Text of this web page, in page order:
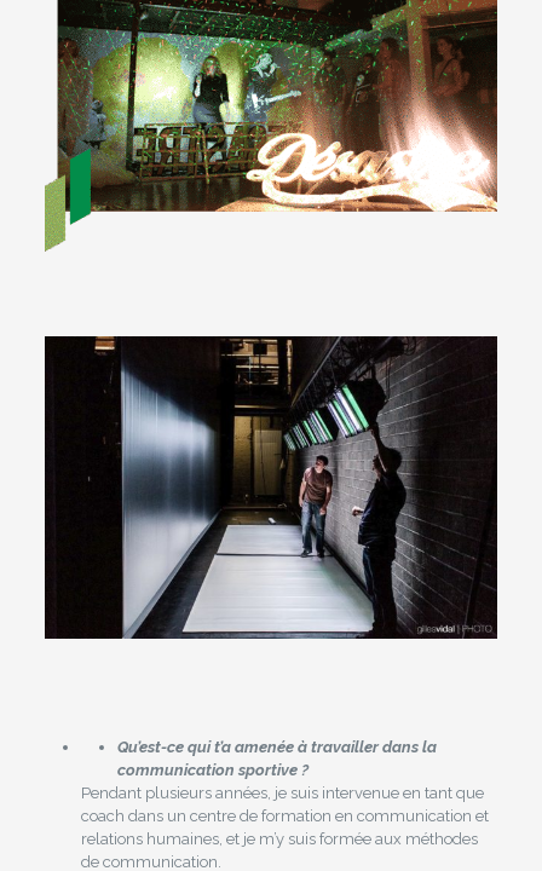
Qu’est-ce qui t’a amenée à travailler dans la
communication sportive ?
Pendant plusieurs années, je suis intervenue en tant que
coach dans un centre de formation en communication et
relations humaines, et je m’y suis formée aux méthodes
de communication.